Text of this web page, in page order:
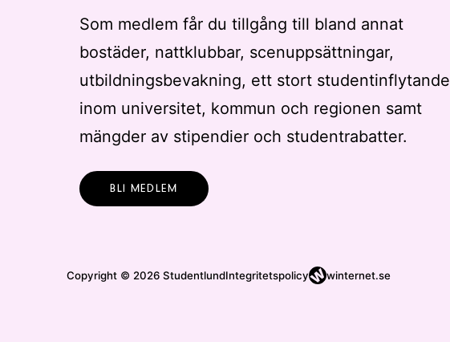
Som medlem får du tillgång till bland annat
bostäder, nattklubbar, scenuppsättningar,
utbildningsbevakning, ett stort studentinflytande
inom universitet, kommun och regionen samt
mängder av stipendier och studentrabatter.
BLI MEDLEM
Copyright © 2026 StudentlundIntegritetspolicy winternet.se